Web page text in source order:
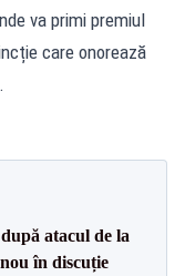
va primi premiul
care onorează
atacul de la
în discuție